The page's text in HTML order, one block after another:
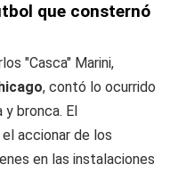
que consternó
"Casca" Marini,
, contó lo ocurrido
y bronca. El
accionar de los
en las instalaciones